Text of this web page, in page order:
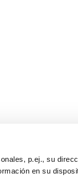
p.ej., su
en su